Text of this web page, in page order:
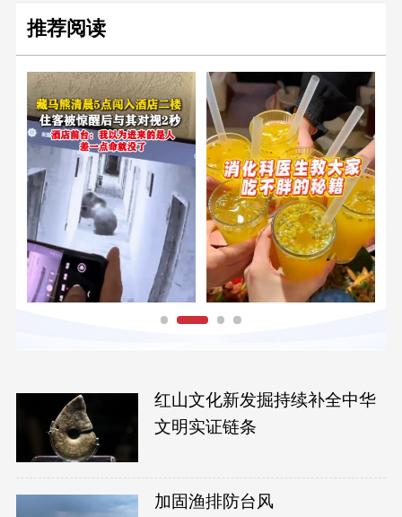
推荐阅读
红山文化新发掘持续补全中华
文明实证链条
加固渔排防台风